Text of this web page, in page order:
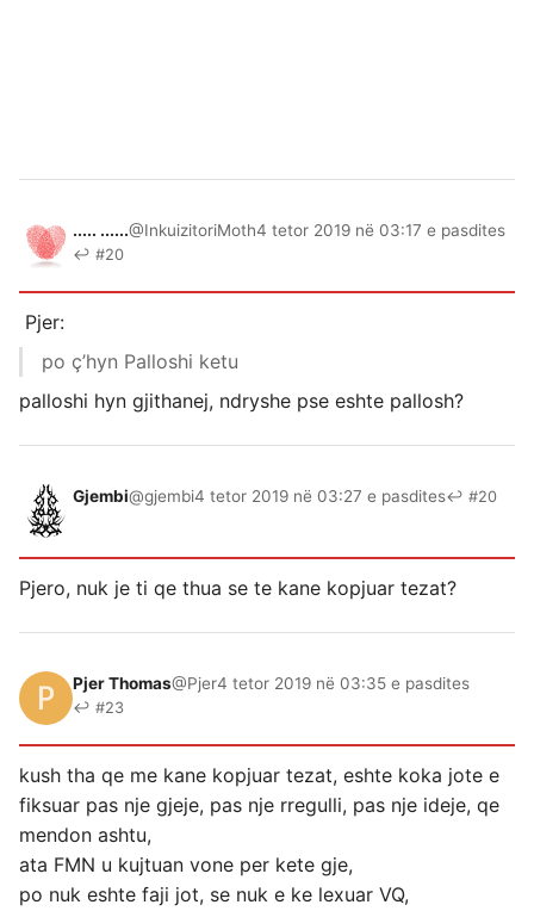
..... ......@InkuizitoriMoth4 tetor 2019 në 03:17 e pasdites
↩ #20
Pjer:
po ç’hyn Palloshi ketu
palloshi hyn gjithanej, ndryshe pse eshte pallosh?
Gjembi@gjembi4 tetor 2019 në 03:27 e pasdites↩ #20
Pjero, nuk je ti qe thua se te kane kopjuar tezat?
Pjer Thomas@Pjer4 tetor 2019 në 03:35 e pasdites
↩ #23
kush tha qe me kane kopjuar tezat, eshte koka jote e
fiksuar pas nje gjeje, pas nje rregulli, pas nje ideje, qe
mendon ashtu,
ata FMN u kujtuan vone per kete gje,
po nuk eshte faji jot, se nuk e ke lexuar VQ,